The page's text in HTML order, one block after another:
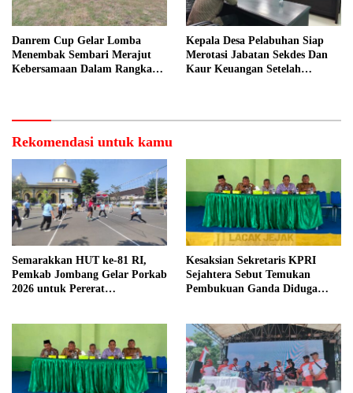
Danrem Cup Gelar Lomba
Menembak Sembari Merajut
Kebersamaan Dalam Rangka
Kepala Desa Pelabuhan Siap
Merotasi Jabatan Sekdes Dan
Kaur Keuangan Setelah
Rekomendasi untuk kamu
Semarakkan HUT ke-81 RI,
Pemkab Jombang Gelar Porkab
2026 untuk Pererat
Kesaksian Sekretaris KPRI
Sejahtera Sebut Temukan
Pembukuan Ganda Diduga